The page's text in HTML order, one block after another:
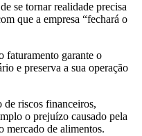
se tornar realidade precisa
que a empresa “fechará o
faturamento garante o
e preserva a sua operação
de riscos financeiros,
o prejuízo causado pela
mercado de alimentos.